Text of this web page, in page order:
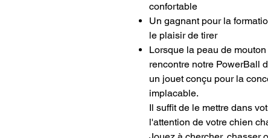
confortable
Un gagnant pour la
le plaisir de tirer
Lorsque la peau de
rencontre notre PowerBall
un jouet conçu pour la
implacable.
Il suffit de le mettre dans
l'attention de votre chien